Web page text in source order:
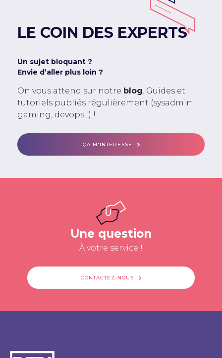
LE COIN DES EXPERTS
Un sujet bloquant ?
Envie d’aller plus loin ?
On vous attend sur notre blog. Guides et
tutoriels publiés régulièrement (sysadmin,
gaming, devops...) !
ÇA M'INTERESSE
Une question
À votre service !
CONTACTEZ-NOUS